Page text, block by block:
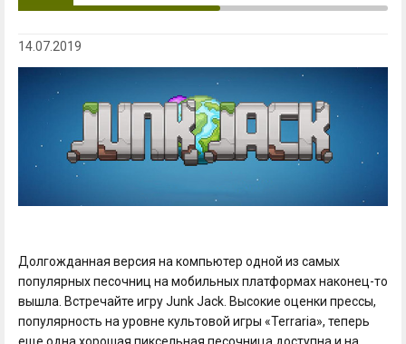
14.07.2019
Долгожданная версия на компьютер одной из самых
популярных песочниц на мобильных платформах наконец-то
вышла. Встречайте игру Junk Jack. Высокие оценки прессы,
популярность на уровне культовой игры «Terraria», теперь